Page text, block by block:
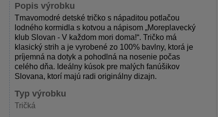
Popis výrobku
Tmavomodré detské tričko s nápaditou potlačou
lodného kormidla s kotvou a nápisom „Moreplavecký
klub Slovan - V každom mori doma!“. Tričko má
klasický strih a je vyrobené zo 100% bavlny, ktorá je
príjemná na dotyk a pohodlná na nosenie počas
celého dňa. Ideálny kúsok pre malých fanúšikov
Slovana, ktorí majú radi originálny dizajn.
Typ výrobku
Tričká